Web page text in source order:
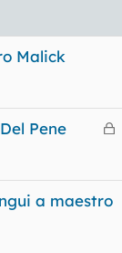
Malick
C
r
Pene
a maestro